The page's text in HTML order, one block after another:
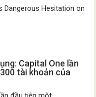
Dangerous Hesitation on
Capital One lần
tài khoản của